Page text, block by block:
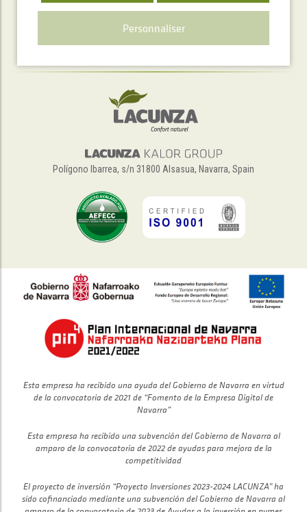
Service d'accueil téléphonique
+34 948 563 511
Polígono Ibarrea, s/n 31800 Alsasua, Navarra, Spain
Esta empresa ha recibido una ayuda del Gobierno de Navarra en virtud
de la convocatoria de 2021 de “Fomento de la Empresa Digital de
Navarra”
Esta empresa ha recibido una subvención del Gobierno de Navarra al
amparo de la convocatoria de 2022 de ayudas para mejora de la
competitividad
El proyecto de inversión “Proyecto Inversiones 2023-2024 LACUNZA” ha
sido cofinanciado mediante una subvención del Gobierno de Navarra al
Personnaliser